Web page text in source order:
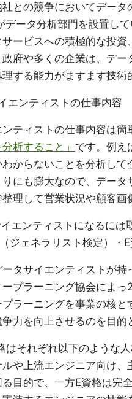
との競争においてデー
データ分析部門を設置し
ービスへの積極的な投
政府や多くの企業は、デ
する能力がますます技術
エンティストの仕事内容
ティストの仕事内容は簡
分析すること」 です。例え
からないことを分析し
りにも膨大なので、デー
理して営業状況や顧客画
エンティストになるには
ジェネラリスト検定）・E
タサイエンティストが
プラーニング協会によ
ラーニングを事業の核
力を向上させるのを目的
はそれぞれ以下のような
や上流エンジニア向け
目的で、一方E資格は完